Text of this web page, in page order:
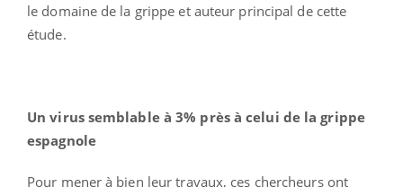
le domaine de la grippe et auteur principal de cette
étude.
Un virus semblable à 3% près à celui de la grippe
espagnole
Pour mener à bien leur travaux, ces chercheurs ont